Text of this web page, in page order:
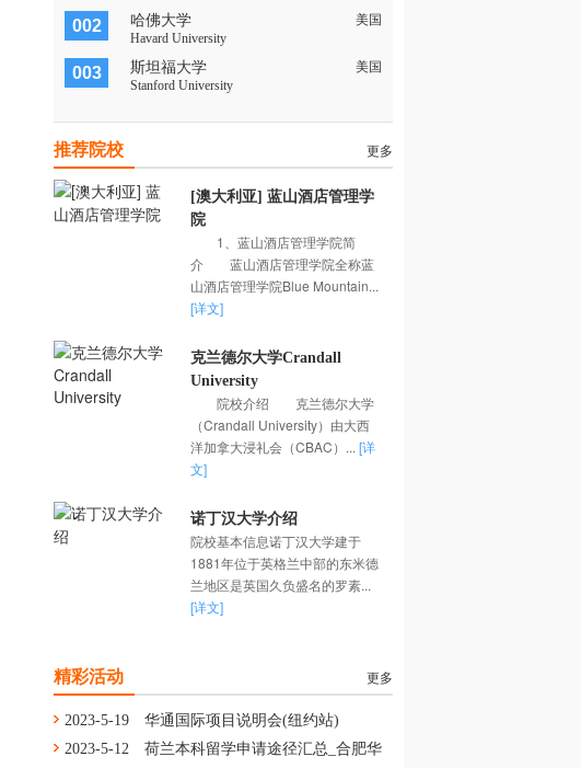
002 哈佛大学
美国
Havard University
003 斯坦福大学
美国
Stanford University
推荐院校 更多
[澳大利亚] 蓝山酒店管理学
院
1、蓝山酒店管理学院简
介 蓝山酒店管理学院全称蓝
山酒店管理学院Blue Mountain...
[详文]
克兰德尔大学Crandall
University
院校介绍 克兰德尔大学
（Crandall University）由大西
洋加拿大浸礼会（CBAC）... [详
文]
诺丁汉大学介绍
院校基本信息诺丁汉大学建于
1881年位于英格兰中部的东米德
兰地区是英国久负盛名的罗素...
[详文]
精彩活动 更多
2023-5-19
华通国际项目说明会(纽约站)
2023-5-12
荷兰本科留学申请途径汇总_合肥华